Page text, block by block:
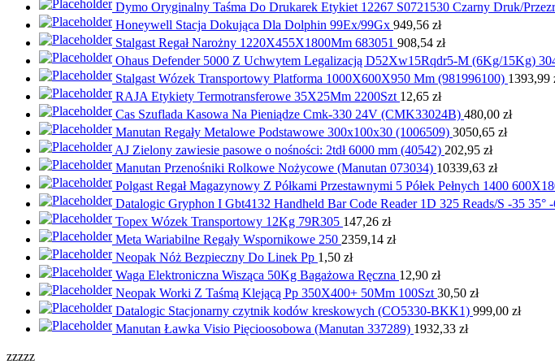
Dymo Oryginalny Taśma Do Drukarek Etykiet 12267 S0721530 Czarny Druk/
Honeywell Stacja Dokująca Dla Dolphin 99Ex/99Gx 949,56 zł
Stalgast Regał Narożny 1220X455X1800Mm 683051 908,54 zł
Ohaus Defender 5000 Z Uchwytem Legalizacją D52Xw15Rqdr5-M (6Kg/15Kg)
Stalgast Wózek Transportowy Platforma 1000X600X950 Mm (981996100) 1393,99
RAJA Etykiety Termotransferowe 35X25Mm 2200Szt 12,65 zł
Cas Szuflada Kasowa Na Pieniądze Cmk-330 24V (CMK33024B) 480,00 zł
Manutan Regały Metalowe Podstawowe 300x100x30 (1006509) 3050,65 zł
AJ Zielony zawiesie pasowe o nośności: 2tdł 6000 mm (40542) 202,95 zł
Manutan Przenośniki Rolkowe Nożycowe (Manutan 073034) 10339,63 zł
Polgast Regał Magazynowy Z Półkami Przestawnymi 5 Półek Pełnych 1400
Datalogic Gryphon I Gbt4132 Handheld Bar Code Reader 1D 325 Reads/S -35 35°
Topex Wózek Transportowy 12Kg 79R305 147,26 zł
Meta Wariabilne Regały Wspornikowe 250 2359,14 zł
Neopak Nóż Bezpieczny Do Linek Pp 1,50 zł
Waga Elektroniczna Wisząca 50Kg Bagażowa Ręczna 12,90 zł
Neopak Worki Z Taśmą Klejącą Pp 350X400+ 50Mm 100Szt 30,50 zł
Datalogic Stacjonarny czytnik kodów kreskowych (CO5330-BKK1) 999,00 zł
Manutan Ławka Visio Pięcioosobowa (Manutan 337289) 1932,33 zł
zzzzz